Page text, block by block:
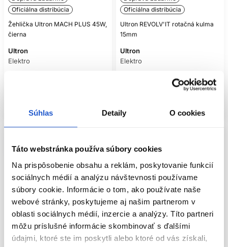
Súhlas Detaily O cookies
Táto webstránka používa súbory cookies
Na prispôsobenie obsahu a reklám, poskytovanie funkcií
sociálnych médií a analýzu návštevnosti používame
súbory cookie. Informácie o tom, ako používate naše
webové stránky, poskytujeme aj našim partnerom v
oblasti sociálnych médií, inzercie a analýzy. Títo partneri
môžu príslušné informácie skombinovať s ďalšími
údajmi, ktoré ste im poskytli alebo ktoré od vás získali,
Oficiálna distribúcia
Žehlička Ultron MACH PLUS 45W,
čierna
Ultron
Elektro
Oficiálna distribúcia
Ultron REVOLV'IT rotačná kulma
15mm
Ultron
Elektro